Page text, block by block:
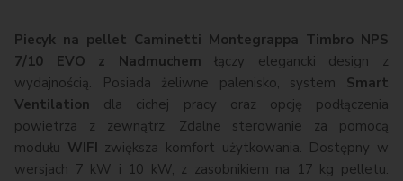
Piecyk na pellet Caminetti Montegrappa Timbro NPS
7/10 EVO z Nadmuchem łączy elegancki design z
wydajnością. Posiada żeliwne palenisko, system Smart
Ventilation dla cichej pracy oraz opcję podłączenia
powietrza z zewnątrz. Zdalne sterowanie za pomocą
modułu WIFI zwiększa komfort użytkowania. Dostępny w
wersjach 7 kW i 10 kW, z zasobnikiem na 17 kg pelletu.